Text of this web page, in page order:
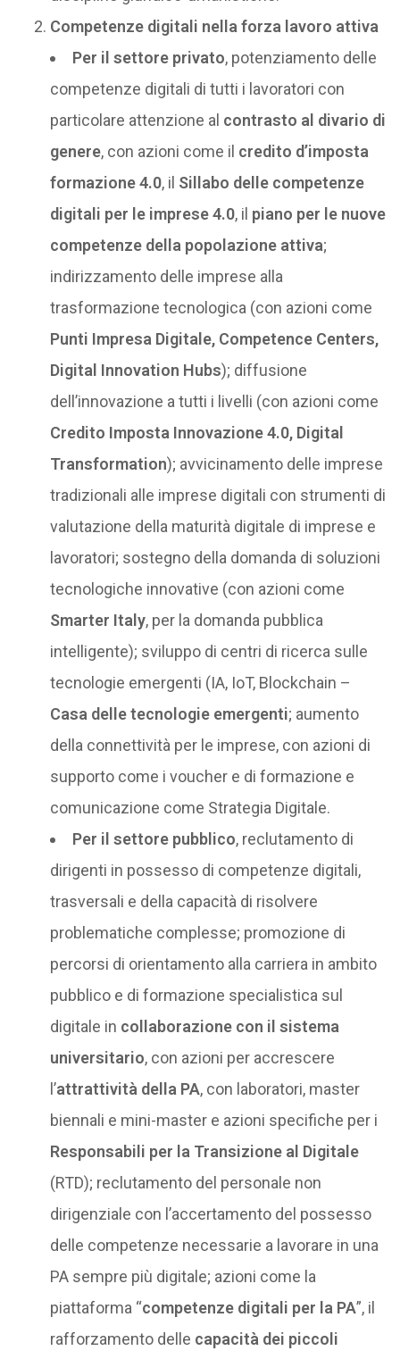
Competenze digitali nella forza lavoro attiva
Per il settore privato, potenziamento delle
competenze digitali di tutti i lavoratori con
particolare attenzione al contrasto al divario di
genere, con azioni come il credito d’imposta
formazione 4.0, il Sillabo delle competenze
digitali per le imprese 4.0, il piano per le nuove
competenze della popolazione attiva;
indirizzamento delle imprese alla
trasformazione tecnologica (con azioni come
Punti Impresa Digitale, Competence Centers,
Digital Innovation Hubs); diffusione
dell’innovazione a tutti i livelli (con azioni come
Credito Imposta Innovazione 4.0, Digital
Transformation); avvicinamento delle imprese
tradizionali alle imprese digitali con strumenti di
valutazione della maturità digitale di imprese e
lavoratori; sostegno della domanda di soluzioni
tecnologiche innovative (con azioni come
Smarter Italy, per la domanda pubblica
intelligente); sviluppo di centri di ricerca sulle
tecnologie emergenti (IA, IoT, Blockchain –
Casa delle tecnologie emergenti; aumento
della connettività per le imprese, con azioni di
supporto come i voucher e di formazione e
comunicazione come Strategia Digitale.
Per il settore pubblico, reclutamento di
dirigenti in possesso di competenze digitali,
trasversali e della capacità di risolvere
problematiche complesse; promozione di
percorsi di orientamento alla carriera in ambito
pubblico e di formazione specialistica sul
digitale in collaborazione con il sistema
universitario, con azioni per accrescere
l’attrattività della PA, con laboratori, master
biennali e mini-master e azioni specifiche per i
Responsabili per la Transizione al Digitale
(RTD); reclutamento del personale non
dirigenziale con l’accertamento del possesso
delle competenze necessarie a lavorare in una
PA sempre più digitale; azioni come la
piattaforma “competenze digitali per la PA”, il
rafforzamento delle capacità dei piccoli